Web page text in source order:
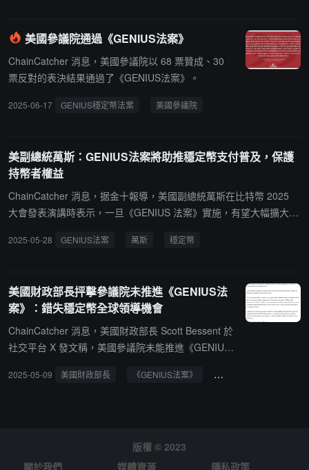
美國參議院通過《GENIUS法案》
ChainCatcher 消息，美國參議院以 68 票贊成、30
票反對的表決結果通過了《GENIUS法案》。
2025-06-17 GENIUS穩定幣法案 美國參議院
美副總統萬斯：GENIUS法案將助推穩定幣支付普及，保護
持幣者權益
ChainCatcher 消息，据金十報導，美國副總統萬斯在比特幣 2025
大會發表演講時表示，一旦《GENIUS 法案》實施，有望大幅擴大穩
也將保護幣持有者並增強市場的透明度。
2025-05-28 GENIUS法案 萬斯 穩定幣
美國財政部長抨擊參議院未推進《GENIUS法
案》：錯失穩定幣全球領導機會
ChainCatcher 消息，美國財政部長 Scott Bessent 於
社交平台 X 發文稱，美國參議院未能推進《GENIUS
影響力的代際性機遇"。他警告稱，在缺乏統一聯邦監
2025-05-09 美國財政部長 《GENIUS法案》 穩定幣
版權 © 2023
關於我們
媒體資源 隱私政策